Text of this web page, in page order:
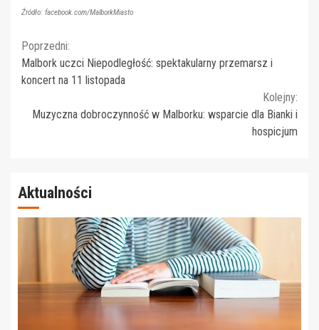
Źródło: facebook.com/MalborkMiasto
Continue
Reading
Poprzedni:
Malbork uczci Niepodległość: spektakularny przemarsz i
koncert na 11 listopada
Kolejny:
Muzyczna dobroczynność w Malborku: wsparcie dla Bianki i
hospicjum
Aktualności